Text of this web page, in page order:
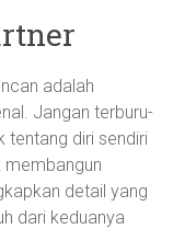
adalah
Jangan terburu-
tentang diri sendiri
membangun
detail yang
dari keduanya